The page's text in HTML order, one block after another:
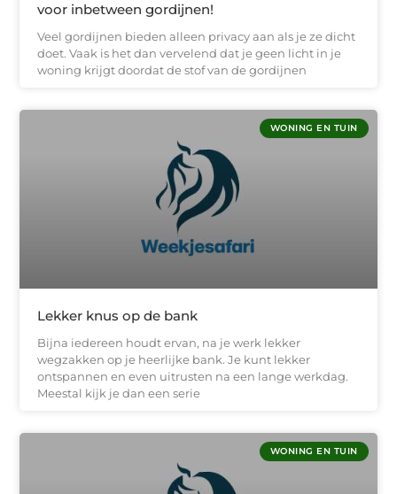
voor inbetween gordijnen!
Veel gordijnen bieden alleen privacy aan als je ze dicht
doet. Vaak is het dan vervelend dat je geen licht in je
woning krijgt doordat de stof van de gordijnen
WONING EN TUIN
Lekker knus op de bank
Bijna iedereen houdt ervan, na je werk lekker
wegzakken op je heerlijke bank. Je kunt lekker
ontspannen en even uitrusten na een lange werkdag.
Meestal kijk je dan een serie
WONING EN TUIN